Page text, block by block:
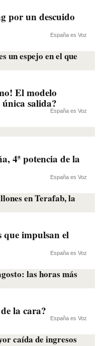
por un descuido
España es Voz
El modelo
única salida?
España es Voz
4ª potencia de la
España es Voz
que impulsan el
España es Voz
la cara?
España es Voz